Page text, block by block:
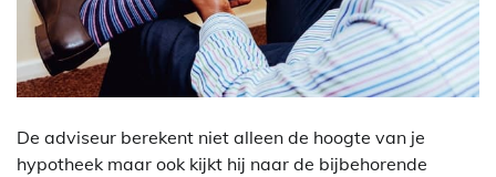
De adviseur berekent niet alleen de hoogte van je
hypotheek maar ook kijkt hij naar de bijbehorende